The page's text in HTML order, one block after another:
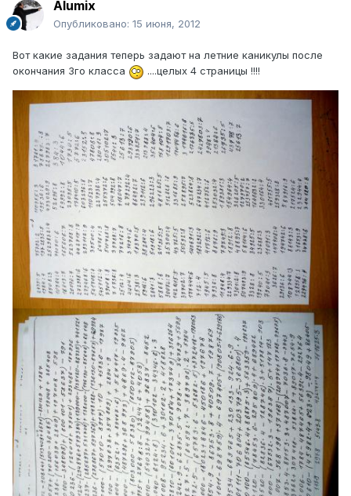
Alumix
Опубликовано: 15 июня, 2012
Вот какие задания теперь задают на летние каникулы после
окончания 3го класса
....целых 4 страницы !!!!